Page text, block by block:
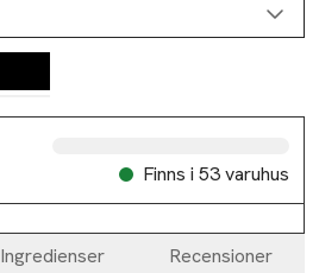
Finns i 53 varuhus
Ingredienser Recensioner